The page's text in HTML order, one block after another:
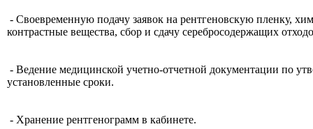
- Своевременную подачу заявок на рентгеновскую пленку,
контрастные вещества, сбор и сдачу серебросодержащих
- Ведение медицинской учетно-отчетной документации по
установленные сроки.
- Хранение рентгенограмм в кабинете.